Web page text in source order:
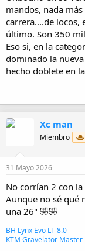
mandos, nada
carrera....de locos,
último. Son 350
Eso si, en la
dominado la
hecho doblete en
Xc man
Miembro
31 Mayo 2026
No corrían 2 con la
Aunque no sé qué
una 26" 🤣🤣
BH Lynx Evo LT 8.0
KTM Gravelator Master